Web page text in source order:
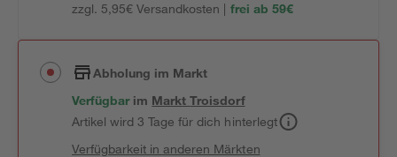
zzgl. 5,95€ Versandkosten | frei ab 59€
Abholung im Markt
Verfügbar im MarktTroisdorf
Artikel wird 3 Tage für dich hinterlegt
Verfügbarkeit in anderen Märkten